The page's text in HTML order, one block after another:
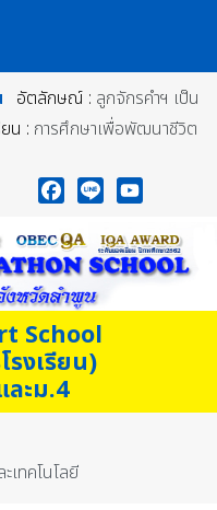
อัตลักษณ์ : ลูกจักรคำฯ เป็น
น : การศึกษาเพื่อพัฒนาชีวิต
School
รงเรียน)
ะม.4
เทคโนโลยี